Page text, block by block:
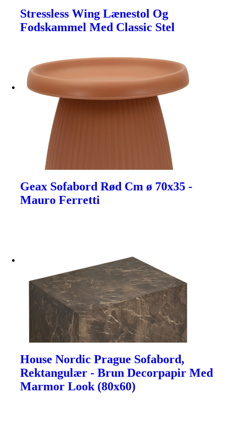
Stressless Wing Lænestol Og
Fodskammel Med Classic Stel
Geax Sofabord Rød Cm ø 70x35 -
Mauro Ferretti
House Nordic Prague Sofabord,
Rektangulær - Brun Decorpapir Med
Marmor Look (80x60)